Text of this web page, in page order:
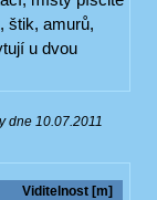
štik, amurů,
u dvou
dne 10.07.2011
Viditelnost [m]